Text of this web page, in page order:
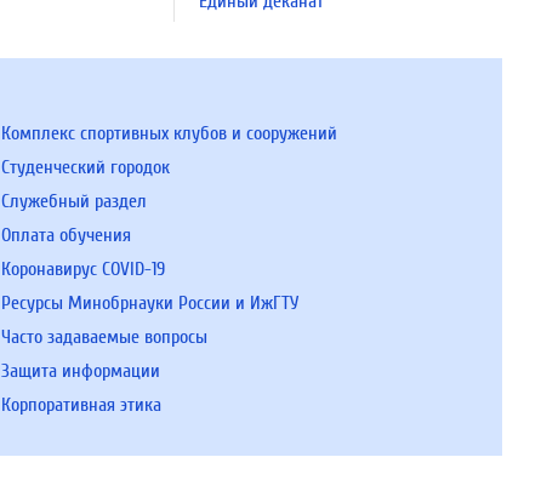
Комплекс спортивных клубов и сооружений
Студенческий городок
Служебный раздел
Оплата обучения
Коронавирус COVID-19
Ресурсы Минобрнауки России и ИжГТУ
Часто задаваемые вопросы
Защита информации
Корпоративная этика